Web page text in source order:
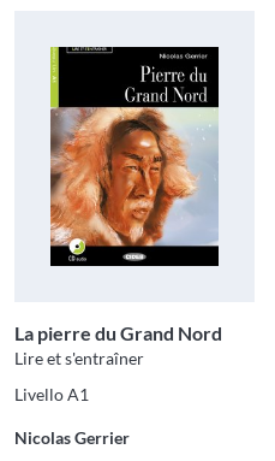
La pierre du Grand Nord
Lire et s'entraîner
Livello A1
Nicolas Gerrier